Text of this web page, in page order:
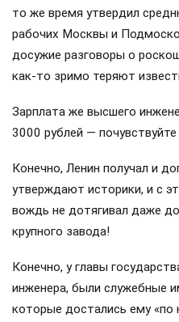
то же время утвердил
рабочих Москвы и
досужие разговоры о
как-то зримо теряют
Зарплата же высшего
3000 рублей — почувствуйте
Конечно, Ленин получал и
утверждают историки, и с
вождь не дотягивал даже
крупного завода!
Конечно, у главы
инженера, были служебные
которые достались ему «по